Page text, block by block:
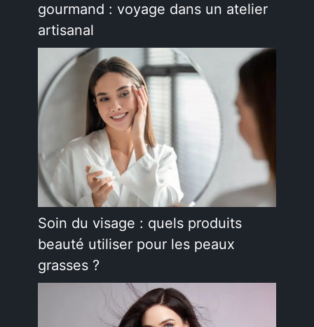
gourmand : voyage dans un atelier
artisanal
Soin du visage : quels produits
beauté utiliser pour les peaux
grasses ?